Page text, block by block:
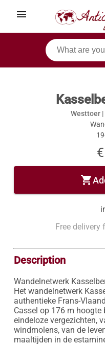
menu
Westtoer |
shopping_cart
Free delivery
Description
Wandelnetwerk
Het wandelnetwerk
authentieke Frans-
Cassel op 176 m hoogte
eindeloze vergezichten,
windmolens, van de
maaltijden in de